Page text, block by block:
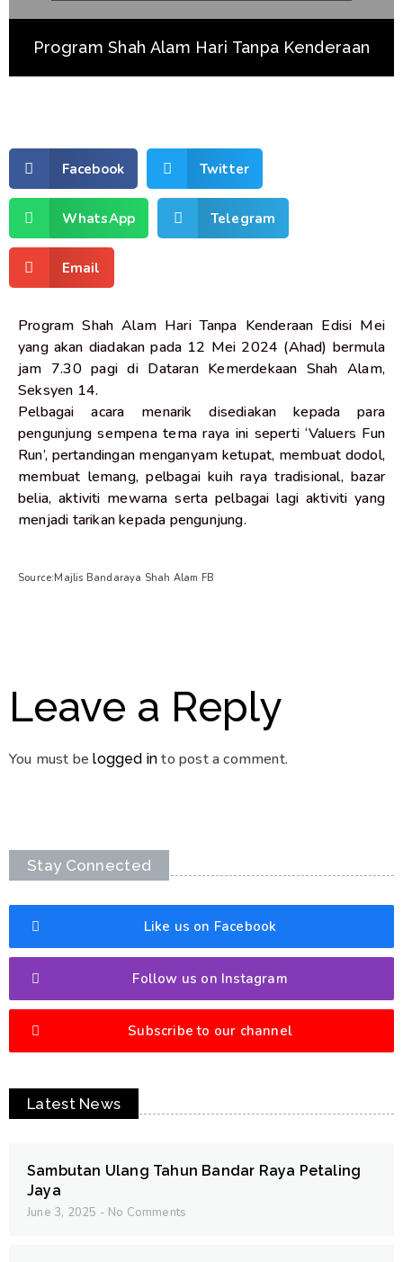
Program Shah Alam Hari Tanpa Kenderaan
Facebook Twitter
WhatsApp Telegram
Email
Program Shah Alam Hari Tanpa Kenderaan Edisi Mei
yang akan diadakan pada 12 Mei 2024 (Ahad) bermula
jam 7.30 pagi di Dataran Kemerdekaan Shah Alam,
Seksyen 14.
Pelbagai acara menarik disediakan kepada para
pengunjung sempena tema raya ini seperti ‘Valuers Fun
Run’, pertandingan menganyam ketupat, membuat dodol,
membuat lemang, pelbagai kuih raya tradisional, bazar
belia, aktiviti mewarna serta pelbagai lagi aktiviti yang
menjadi tarikan kepada pengunjung.
Source:Majlis Bandaraya Shah Alam FB
Leave a Reply
You must belogged in to post a comment.
Stay Connected
Like us on Facebook
Follow us on Instagram
Subscribe to our channel
Latest News
Sambutan Ulang Tahun Bandar Raya Petaling
Jaya
June 3, 2025 No Comments